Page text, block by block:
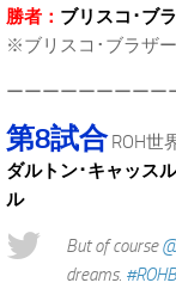
勝者： ブリスコ･ブ
※ブリスコ･ブラザ
ーーーーーーーーー
第8試合ROH世
ダルトン･キャッスル
ル
But of course
dreams.